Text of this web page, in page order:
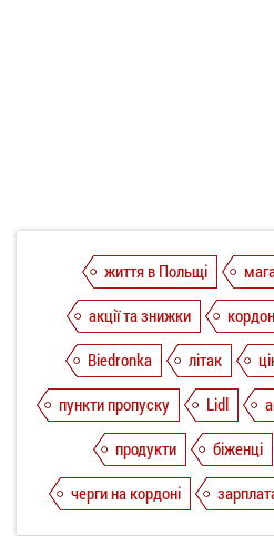
життя в Польщі
акції та знижки
кордон
Biedronka
літак
пункти пропуску
Lidl
продукти
біженці
черги на кордоні